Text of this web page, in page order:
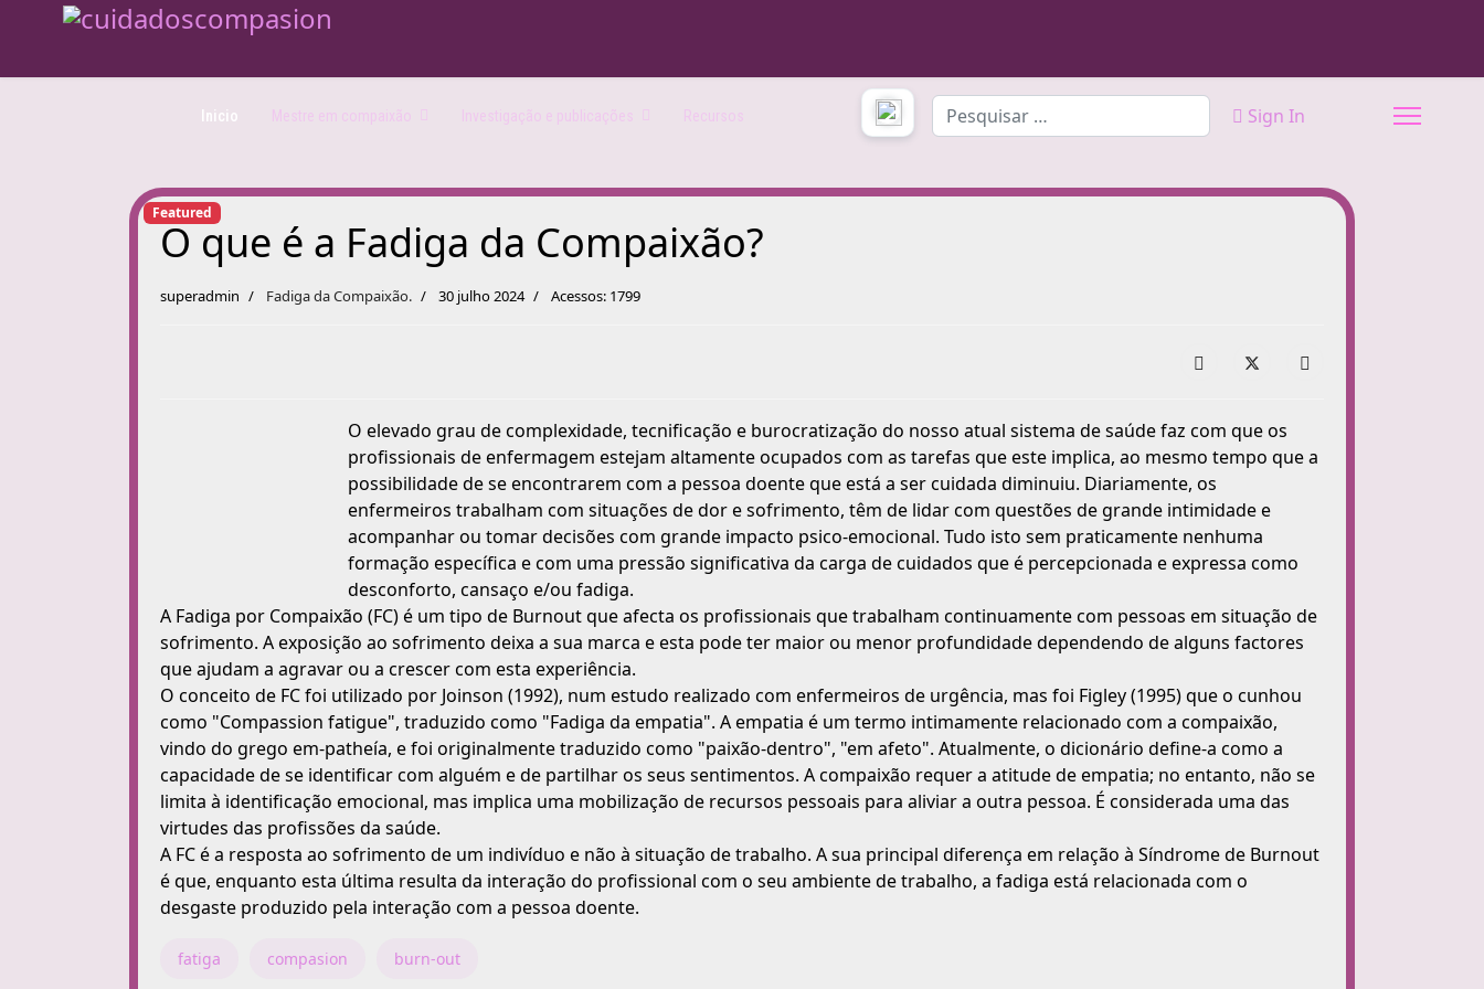
Inicio Mestre em compaixão Investigação e publicações Recursos Pesquisar Sign In
Featured
O que é a Fadiga da Compaixão?
superadmin Fadiga da Compaixão. 30 julho 2024 Acessos: 1799
O elevado grau de complexidade, tecnificação e burocratização do nosso atual sistema de saúde faz com que os
profissionais de enfermagem estejam altamente ocupados com as tarefas que este implica, ao mesmo tempo que a
possibilidade de se encontrarem com a pessoa doente que está a ser cuidada diminuiu. Diariamente, os
enfermeiros trabalham com situações de dor e sofrimento, têm de lidar com questões de grande intimidade e
acompanhar ou tomar decisões com grande impacto psico-emocional. Tudo isto sem praticamente nenhuma
formação específica e com uma pressão significativa da carga de cuidados que é percepcionada e expressa como
desconforto, cansaço e/ou fadiga.
A Fadiga por Compaixão (FC) é um tipo de Burnout que afecta os profissionais que trabalham continuamente com pessoas em situação de
sofrimento. A exposição ao sofrimento deixa a sua marca e esta pode ter maior ou menor profundidade dependendo de alguns factores
que ajudam a agravar ou a crescer com esta experiência.
O conceito de FC foi utilizado por Joinson (1992), num estudo realizado com enfermeiros de urgência, mas foi Figley (1995) que o cunhou
como "Compassion fatigue", traduzido como "Fadiga da empatia". A empatia é um termo intimamente relacionado com a compaixão,
vindo do grego em-patheía, e foi originalmente traduzido como "paixão-dentro", "em afeto". Atualmente, o dicionário define-a como a
capacidade de se identificar com alguém e de partilhar os seus sentimentos. A compaixão requer a atitude de empatia; no entanto, não se
limita à identificação emocional, mas implica uma mobilização de recursos pessoais para aliviar a outra pessoa. É considerada uma das
virtudes das profissões da saúde.
A FC é a resposta ao sofrimento de um indivíduo e não à situação de trabalho. A sua principal diferença em relação à Síndrome de Burnout
é que, enquanto esta última resulta da interação do profissional com o seu ambiente de trabalho, a fadiga está relacionada com o
desgaste produzido pela interação com a pessoa doente.
fatiga compasion burn-out